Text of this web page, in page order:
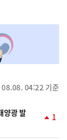
08.08. 04:22 기준
양광 발
1